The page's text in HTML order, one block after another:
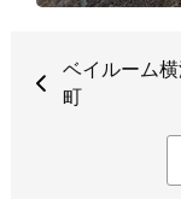
ベイルーム
町